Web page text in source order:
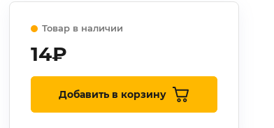
Товар в наличии
14₽
Добавить в корзину